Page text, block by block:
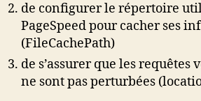
de configurer le répertoire
PageSpeed pour cacher ses
(FileCachePath)
de s’assurer que les requêtes
ne sont pas perturbées